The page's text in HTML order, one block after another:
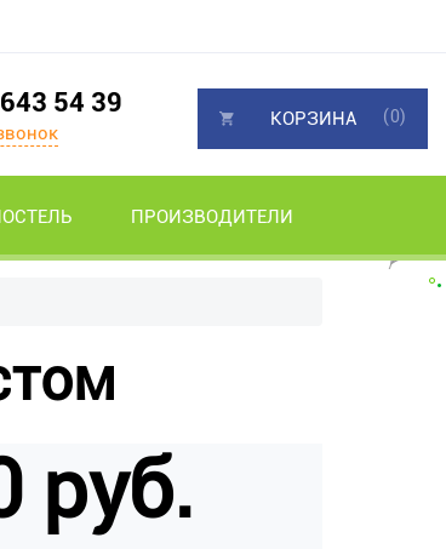
54 39
ПРОИЗВОДИТЕЛИ
КОРЗИНА (0)
руб.